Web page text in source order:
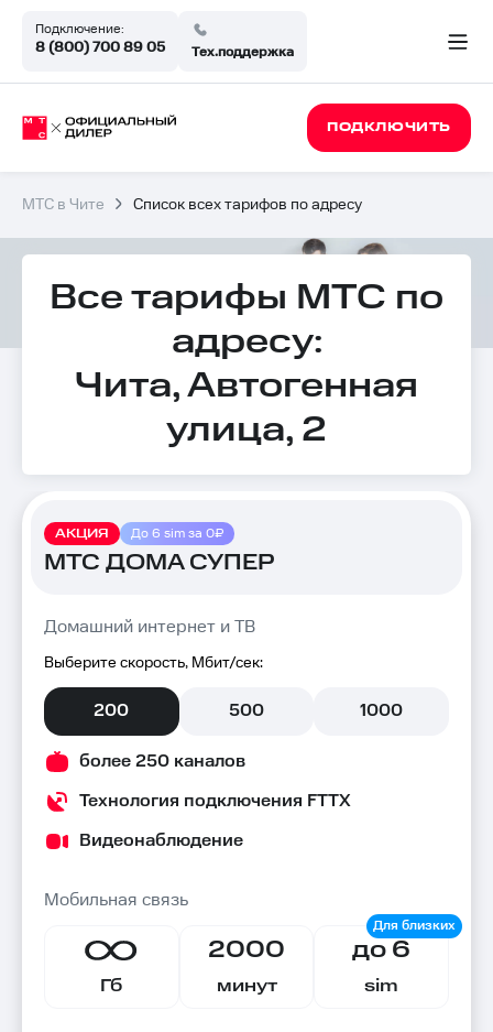
Подключение:
8 (800) 700 89 05 Тех.поддержка
ПОДКЛЮЧИТЬ
МТС в Чите Список всех тарифов по адресу
Все тарифы МТС по
адресу:
Чита, Автогенная
улица, 2
АКЦИЯ До 6 sim за 0₽
МТС ДОМА СУПЕР
Домашний интернет и ТВ
Выберите скорость, Мбит/сек:
200 500 1000
более 250 каналов
Технология подключения FTTX
Видеонаблюдение
Мобильная связь
Гб
2000
минут
до 6
sim